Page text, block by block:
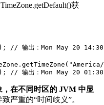
获
输出：Mon May 20
出：Mon May 20 01:30:00
，在不同时区的 JVM 中显
致严重的“时间歧义”。